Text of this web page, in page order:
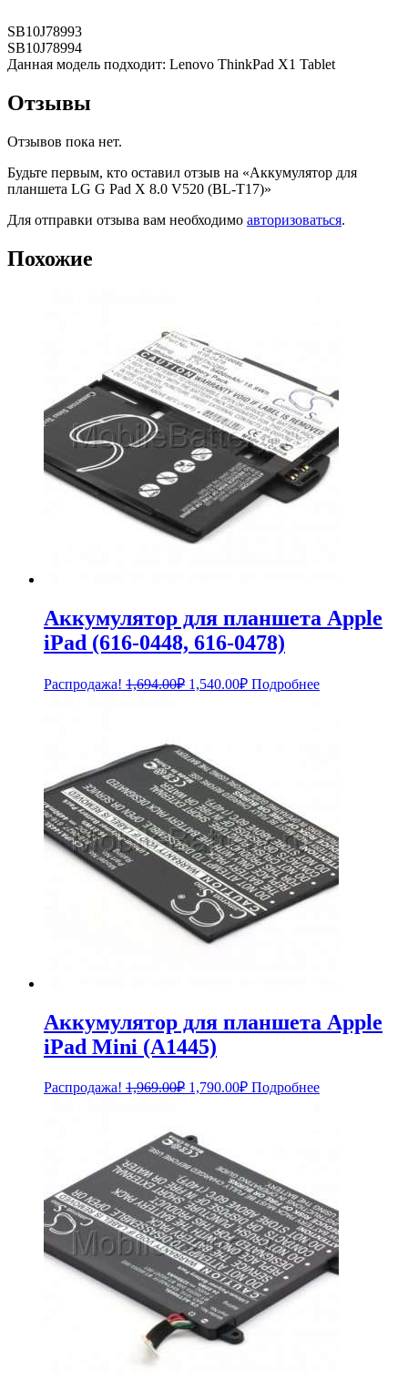
SB10J78993
SB10J78994
Данная модель подходит: Lenovo ThinkPad X1 Tablet
Отзывы
Отзывов пока нет.
Будьте первым, кто оставил отзыв на «Аккумулятор для
планшета LG G Pad X 8.0 V520 (BL-T17)»
Для отправки отзыва вам необходимо авторизоваться.
Похожие
Аккумулятор для планшета Apple
iPad (616-0448, 616-0478)
Распродажа! 1,694.00₽ Первоначальная
1,540.00₽Текущая
цена:
Подробнее
Аккумулятор для планшета Apple
iPad Mini (A1445)
Распродажа! 1,969.00₽ Первоначальная
1,969.00₽.
1,790.00₽Текущая
Подробнее